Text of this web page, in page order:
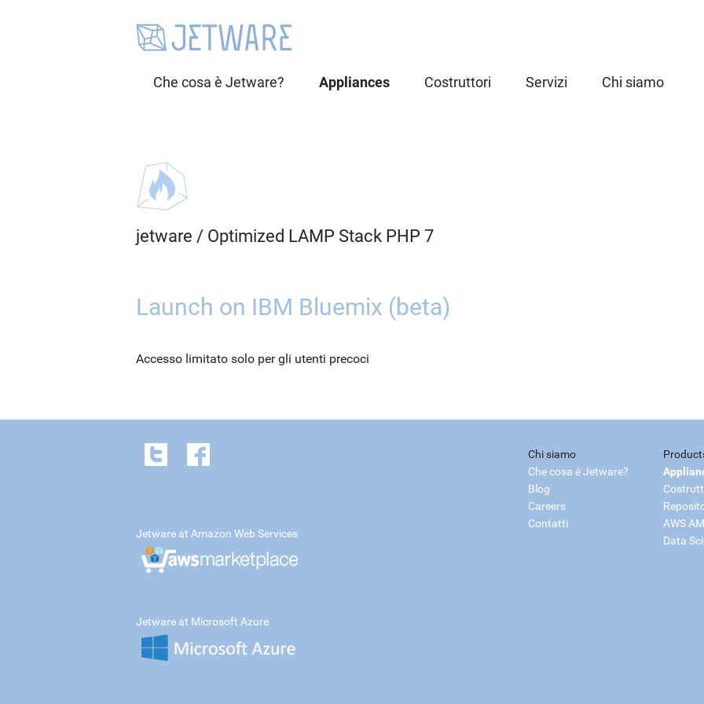
Che cosa è Jetware? Appliances Costruttori Servizi Chi siamo
jetware / Optimized LAMP Stack PHP 7
Launch on IBM Bluemix (beta)
Accesso limitato solo per gli utenti precoci
Chi siamo
Che cosa è Jetware?
Blog
Careers
Contatti
AWS
Data
Jetware at Amazon Web Services
Jetware at Microsoft Azure